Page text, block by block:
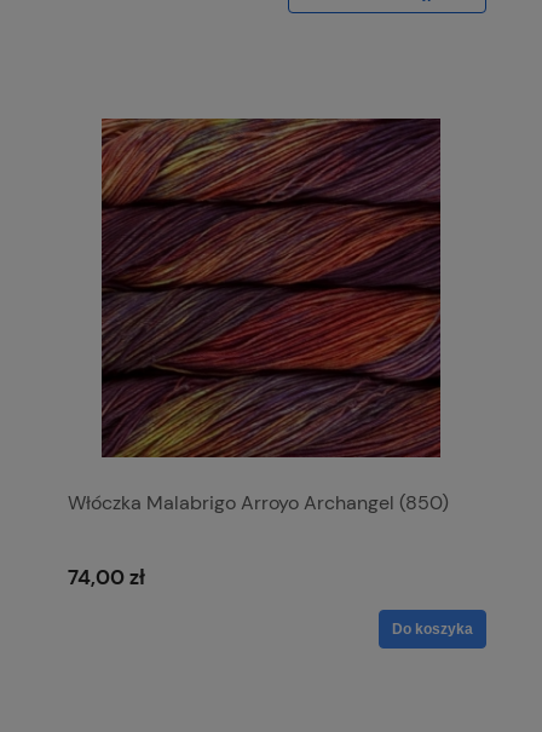
Włóczka Malabrigo Arroyo Archangel (850)
74,00 zł
Do koszyka